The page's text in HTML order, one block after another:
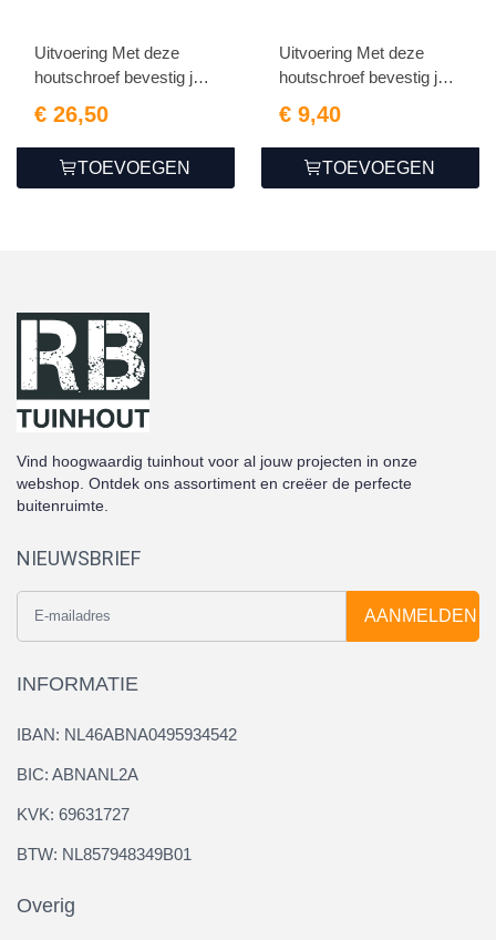
Uitvoering Met deze
houtschroef bevestig je
€ 26,50
TOEVOEGEN
Uitvoering Met deze
houtschroef bevestig je
€ 9,40
TOEVOEGEN
Vind hoogwaardig tuinhout voor al jouw projecten in onze
webshop. Ontdek ons assortiment en creëer de perfecte
buitenruimte.
NIEUWSBRIEF
AANMELDEN
INFORMATIE
IBAN: NL46ABNA0495934542
BIC: ABNANL2A
KVK: 69631727
BTW: NL857948349B01
Overig